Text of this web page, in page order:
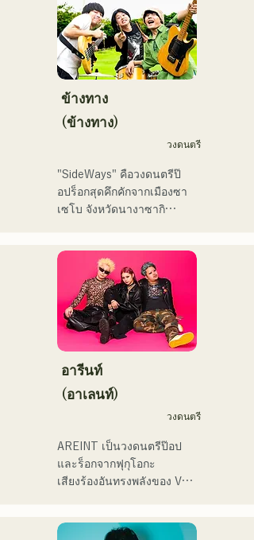
ん。」、「発見らくちゃ
く！」やFUKUOKA
STREET PARTY、
Hannibal Halloween Music
Festival ,sunset live2019、
鷹祭Summer Boostイベン
トステージにも出演。MCと
cup2019 Public viewing、競
輪日本一ダービーの場内ア
ナウンス、ラグビー女子日
本代表世界大会スタジアム
滑走屋場内アナウンス、ク
リスマスアドベント、イス
ラデサルサ、福岡ウィニン
グスピリッツのスタジアム
DJ、金鷲旗、山笠関連イベ
ント、地域イベント、
Ramen Tech2025(global
summit)、福岡市武道館オー
プニング記念イベント,結婚
式様々な分野で活動。
す。
アーティストの日本人父と
アメリカ人母から生まれた
ードの繊細さを併せ持つ楽
曲を届けている。
コンセプトは、「等身大の
ままで。僕とあなたのため
の音楽を。」気持ちが落ち
まう時こそ聴いてほしい。
自分自身も迷いや葛藤を抱
作り物ではなく、ありのま
まの感情や言葉をそのまま
音楽にしている。
2024年10月より音楽活動を
福岡を中心にブッキングラ
イブや路上ライブなど精力
的に活動を行っている。
2025年11月22日にはファー
催。
ข้างทาง
(ข้างทาง)
วงดนตรี
"SideWays" คือวงดนตรีป๊
อปร็อกสุดคึกคักจากเมืองซา
เซโบ จังหวัดนางาซากิ
พวกเขาได้ปล่อยอีพีใหม่
"Yume Sen'ya" และออกทัวร์
คอนเสิร์ตทั่วประเทศ
ลองฟังเพลงสนุกๆ ที่สร้างจาก
นวนิยายของพวกเขาดูสิ!
อารีนท์
(อาเลนท์)
วงดนตรี
AREINT เป็นวงดนตรีป๊อป
และร็อกจากฟุกุโอกะ
เสียงร้องอันทรงพลังของ Vo.
เอกลักษณ์เฉพาะตัวของ